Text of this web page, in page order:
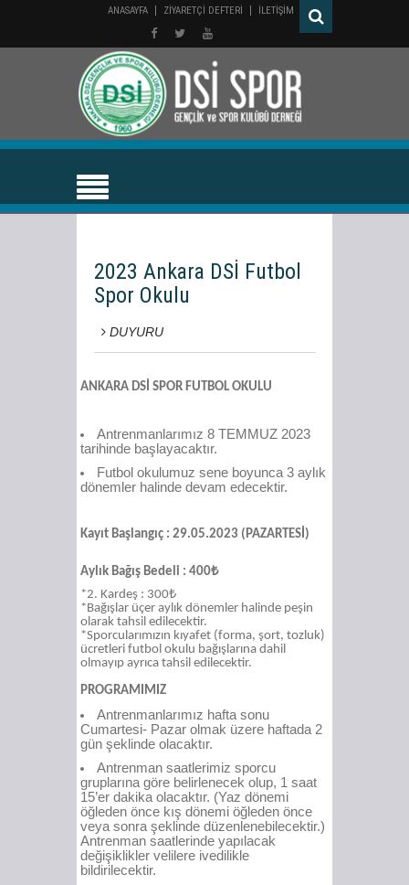
ANASAYFA ZİYARETÇİ DEFTERİ İLETİŞİM
2023 Ankara DSİ Futbol
Spor Okulu
DUYURU
ANKARA DSİ SPOR FUTBOL OKULU
Antrenmanlarımız 8 TEMMUZ 2023
tarihinde başlayacaktır.
Futbol okulumuz sene boyunca 3 aylık
dönemler halinde devam edecektir.
Kayıt Başlangıç : 29.05.2023 (PAZARTESİ)
Aylık Bağış Bedeli : 400₺
*2. Kardeş : 300₺
*Bağışlar üçer aylık dönemler halinde peşin
olarak tahsil edilecektir.
*Sporcularımızın kıyafet (forma, şort, tozluk)
ücretleri futbol okulu bağışlarına dahil
olmayıp ayrıca tahsil edilecektir.
PROGRAMIMIZ
Antrenmanlarımız hafta sonu
Cumartesi- Pazar olmak üzere haftada 2
gün şeklinde olacaktır.
Antrenman saatlerimiz sporcu
gruplarına göre belirlenecek olup, 1 saat
15’er dakika olacaktır. (Yaz dönemi
öğleden önce kış dönemi öğleden önce
veya sonra şeklinde düzenlenebilecektir.)
Antrenman saatlerinde yapılacak
değişiklikler velilere ivedilikle
bildirilecektir.